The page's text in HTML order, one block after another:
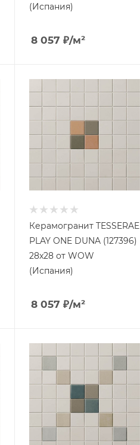
(Испания)
8 057 ₽/м²
Керамогранит TESSERAE
PLAY ONE DUNA (127396)
28x28 от WOW
(Испания)
8 057 ₽/м²